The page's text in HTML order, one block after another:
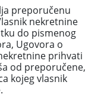
preporučenu
nekretnine
do pismenog
Ugovora o
prihvati
od preporučene,
kojeg vlasnik